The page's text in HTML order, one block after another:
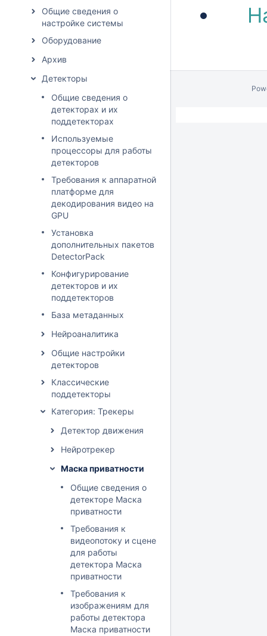
Общие сведения о
настройке системы
Оборудование
Архив
Детекторы
Общие сведения о
детекторах и их
поддетекторах
Используемые
процессоры для работы
детекторов
Требования к аппаратной
платформе для
декодирования видео на
GPU
Установка
дополнительных пакетов
DetectorPack
Конфигурирование
детекторов и их
поддетекторов
База метаданных
Нейроаналитика
Общие настройки
детекторов
Классические
поддетекторы
Категория: Трекеры
Детектор движения
Нейротрекер
Маска приватности
Общие сведения о
детекторе Маска
приватности
Требования к
видеопотоку и сцене
для работы
детектора Маска
приватности
Требования к
изображениям для
работы детектора
Маска приватности